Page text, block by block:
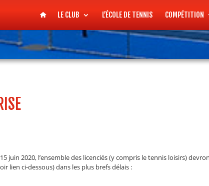
LE CLUB L’ÉCOLE DE TENNIS COMPÉTITION
juin 2020, l’ensemble des licenciés (y compris le tennis loisirs)
lien ci-dessous) dans les plus brefs délais :